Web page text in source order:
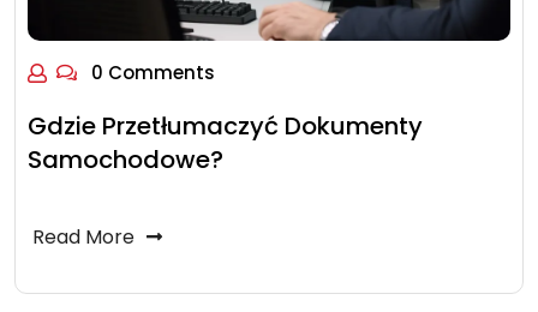
0 Comments
Gdzie Przetłumaczyć Dokumenty
Samochodowe?
Read More